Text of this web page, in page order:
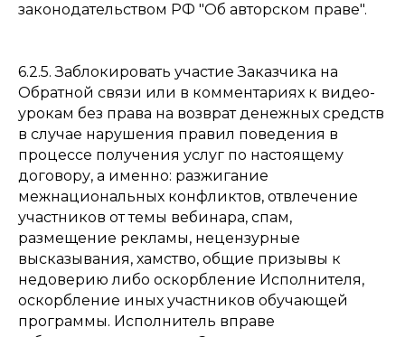
законодательством РФ "Об авторском праве".
6.2.5. Заблокировать участие Заказчика на
Обратной связи или в комментариях к видео-
урокам без права на возврат денежных средств
в случае нарушения правил поведения в
процессе получения услуг по настоящему
договору, а именно: разжигание
межнациональных конфликтов, отвлечение
участников от темы вебинара, спам,
размещение рекламы, нецензурные
высказывания, хамство, общие призывы к
недоверию либо оскорбление Исполнителя,
оскорбление иных участников обучающей
программы. Исполнитель вправе